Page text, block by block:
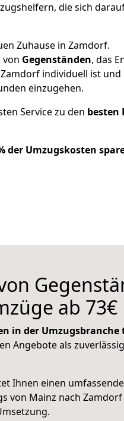
die sich
Zuhause in Zamdorf.
von Gegenständen, das
individuell ist
einzugehen.
Service zu den besten
der Umzugskosten
ab 73€
in der Umzugsbranche
Angebote als
Ihnen einen
von Mainz nach